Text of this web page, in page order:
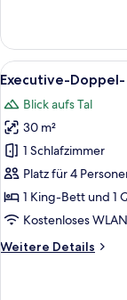
Family
Room
with
Alle
Fotos
für
Executive-
Doppel-
oder
-
Zweibettzimmer
4
Executive-
Blick aufs Tal
30 m²
1 Schlafzimmer
Platz für 4
1 King-Bett und 1
Kostenloses WLAN
Weitere Details
Weitere